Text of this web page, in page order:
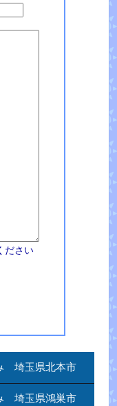
ださい
埼玉県北本市
埼玉県鴻巣市